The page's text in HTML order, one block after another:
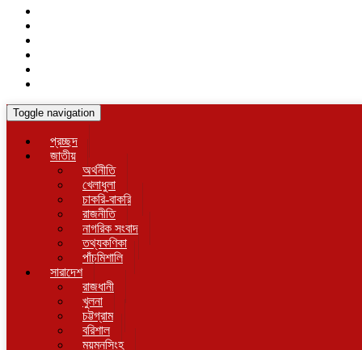
Toggle navigation
প্রচ্ছদ
জাতীয়
অর্থনীতি
খেলাধুলা
চাকরি-বাকরি
রাজনীতি
নাগরিক সংবাদ
তথ্যকণিকা
পাঁচমিশালি
সারাদেশ
রাজধানী
খুলনা
চট্টগ্রাম
বরিশাল
ময়মনসিংহ